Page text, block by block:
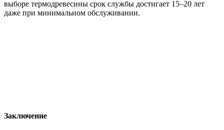
выборе термодревесины срок службы достигает 15–20 лет
даже при минимальном обслуживании.
Заключение